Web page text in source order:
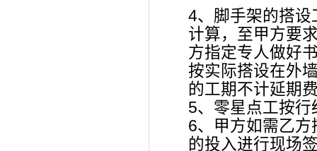
4、脚手架的搭
计算，至甲方要
方指定专人做好
按实际搭设在外
的工期不计延期
5、零星点工按
6、甲方如需乙
的投入进行现场